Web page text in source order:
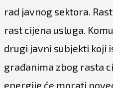
rad javnog sektora.
rast cijena usluga.
drugi javni subjekti koji
građanima zbog rasta
energije će morati